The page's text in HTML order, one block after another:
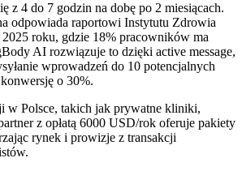
z 4 do 7 godzin na dobę po 2 miesiącach.
odpowiada raportowi Instytutu Zdrowia
roku, gdzie 18% pracowników ma
AI rozwiązuje to dzięki active message,
wprowadzeń do 10 potencjalnych
o 30%.
w Polsce, takich jak prywatne kliniki,
z opłatą 6000 USD/rok oferuje pakiety
rynek i prowizje z transakcji